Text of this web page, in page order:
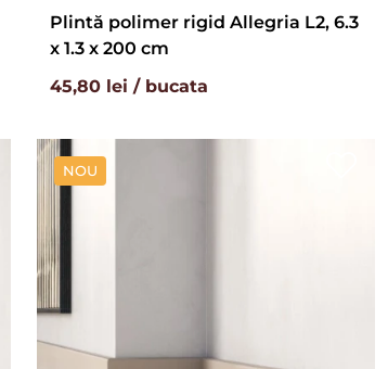
Plintă polimer rigid Allegria L2, 6.3
x 1.3 x 200 cm
45,80 lei / bucata
NOU